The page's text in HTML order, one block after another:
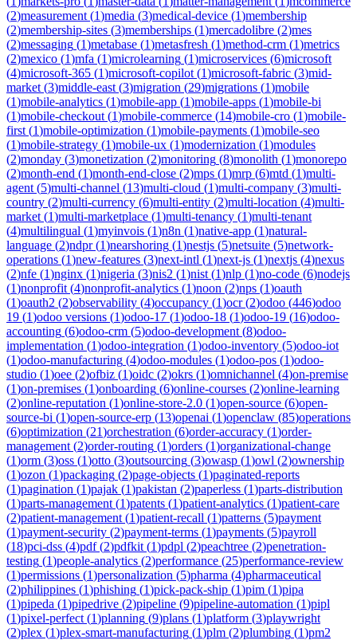
(2)measurement (1)media (3)medical-device (1)membership
(2)membership-sites (3)memberships (1)mercadolibre (2)mes
(2)messaging (1)metabase (1)metasfresh (1)method-crm (1)metrics
(2)mexico (1)mfa (1)microlearning (1)microservices (6)microsoft
(4)microsoft-365 (1)microsoft-copilot (1)microsoft-fabric (3)mid-
market (3)middle-east (3)migration (29)migrations (1)mobile
(1)mobile-analytics (1)mobile-app (1)mobile-apps (1)mobile-bi
(1)mobile-checkout (1)mobile-commerce (14)mobile-cro (1)mobile-
first (1)mobile-optimization (1)mobile-payments (1)mobile-seo
(1)mobile-strategy (1)mobile-ux (1)modernization (1)modules
(2)monday (3)monetization (2)monitoring (8)monolith (1)monorepo
(2)month-end (1)month-end-close (2)mps (1)mrp (6)mtd (1)multi-
agent (5)multi-channel (13)multi-cloud (1)multi-company (3)multi-
country (2)multi-currency (6)multi-entity (2)multi-location (4)multi-
market (1)multi-marketplace (1)multi-tenancy (1)multi-tenant
(4)multilingual (1)myinvois (1)n8n (1)native-app (1)natural-
language (2)ndpr(1)nearshoring (1)nestjs (5)netsuite (5)network-
operations (1)new-features (3)next-intl (1)next-js (1)nextjs (4)nexus
(2)nfe (1)nginx (1)nigeria (3)nis2 (1)nist (1)nlp (1)no-code (6)nodejs
(1)nonprofit (4)nonprofit-analytics (1)noon (2)nps (1)oauth
(1)oauth2 (2)observability (4)occupancy (1)ocr(2)odoo (446)odoo
19 (1)odoo versions (1)odoo-17 (1)odoo-18 (1)odoo-19 (16)odoo-
accounting (6)odoo-crm (5)odoo-development (8)odoo-
implementation (1)odoo-integration (1)odoo-inventory (5)odoo-iot
(1)odoo-manufacturing (4)odoo-modules (1)odoo-pos (1)odoo-
studio (1)oee (2)ofbiz (1)oidc (2)okrs (1)omnichannel (4)on-premise
(1)on-premises (1)onboarding (6)online-courses (2)online-learning
(2)online-reputation (1)online-store-2.0 (1)open-source (6)open-
source-bi (1)open-source-erp (13)openai (1)openclaw (85)operations
(6)optimization (21)orchestration (6)order-accuracy (1)order-
management (2)order-routing (1)orders (1)organizational-change
(1)orm (3)oss (1)otto (3)outsourcing (3)owasp (1)owl (2)ownership
(1)ozon (1)packaging (2)page-objects (1)paginated-reports
(1)pagination (1)pajak (1)pakistan (2)paperless (1)parts-distribution
(1)parts-management (1)patents (1)patient-analytics (1)patient-care
(2)patient-management (1)patient-recall (1)patterns (5)payment
(1)payment-security (2)payment-terms (1)payments (5)payroll
(18)pci-dss (4)pdf(2)pdfkit (1)pdpl (2)peachtree (2)penetration-
testing (1)people-analytics (2)performance (25)performance-review
(1)permissions (1)personalization (5)pharma (4)pharmaceutical
(2)philippines (1)phishing (1)pick-pack-ship (1)pim (1)pipa
(1)pipeda (1)pipedrive (2)pipeline (9)pipeline-automation (1)pipl
(1)pixel-perfect (1)planning (9)plans (1)platform (3)playwright
(2)plex (1)plex-smart-manufacturing (1)plm (2)plumbing (1)pm2